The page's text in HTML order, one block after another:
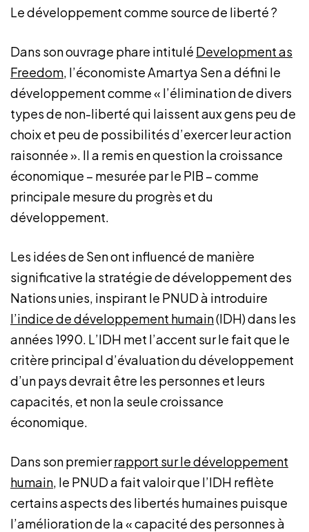
Le développement comme source de liberté ?
Dans son ouvrage phare intitulé Development as
Freedom, l’économiste Amartya Sen a défini le
développement comme « l’élimination de divers
types de non-liberté qui laissent aux gens peu de
choix et peu de possibilités d’exercer leur action
raisonnée ». Il a remis en question la croissance
économique – mesurée par le PIB – comme
principale mesure du progrès et du
développement.
Les idées de Sen ont influencé de manière
significative la stratégie de développement des
Nations unies, inspirant le PNUD à introduire
l’indice de développement humain(IDH) dans les
années 1990. L’IDH met l’accent sur le fait que le
critère principal d’évaluation du développement
d’un pays devrait être les personnes et leurs
capacités, et non la seule croissance
économique.
Dans son premierrapport sur le développement
humain, le PNUD a fait valoir que l’IDH reflète
certains aspects des libertés humaines puisque
l’amélioration de la « capacité des personnes à